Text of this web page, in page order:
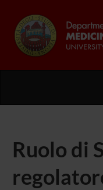
Ruolo di